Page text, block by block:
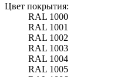
Цвет покрытия:
RAL 1000
RAL 1001
RAL 1002
RAL 1003
RAL 1004
RAL 1005